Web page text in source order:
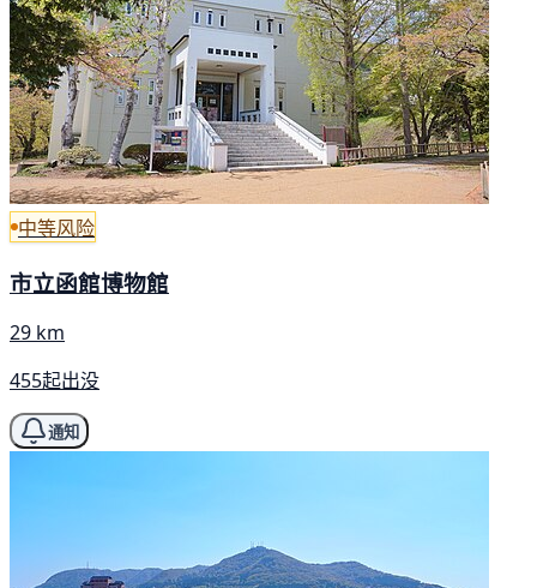
中等风险
市立函館博物館
29 km
455起出没
通知